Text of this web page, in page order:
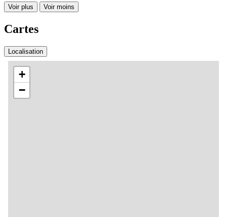
Voir plus Voir moins
Cartes
Localisation